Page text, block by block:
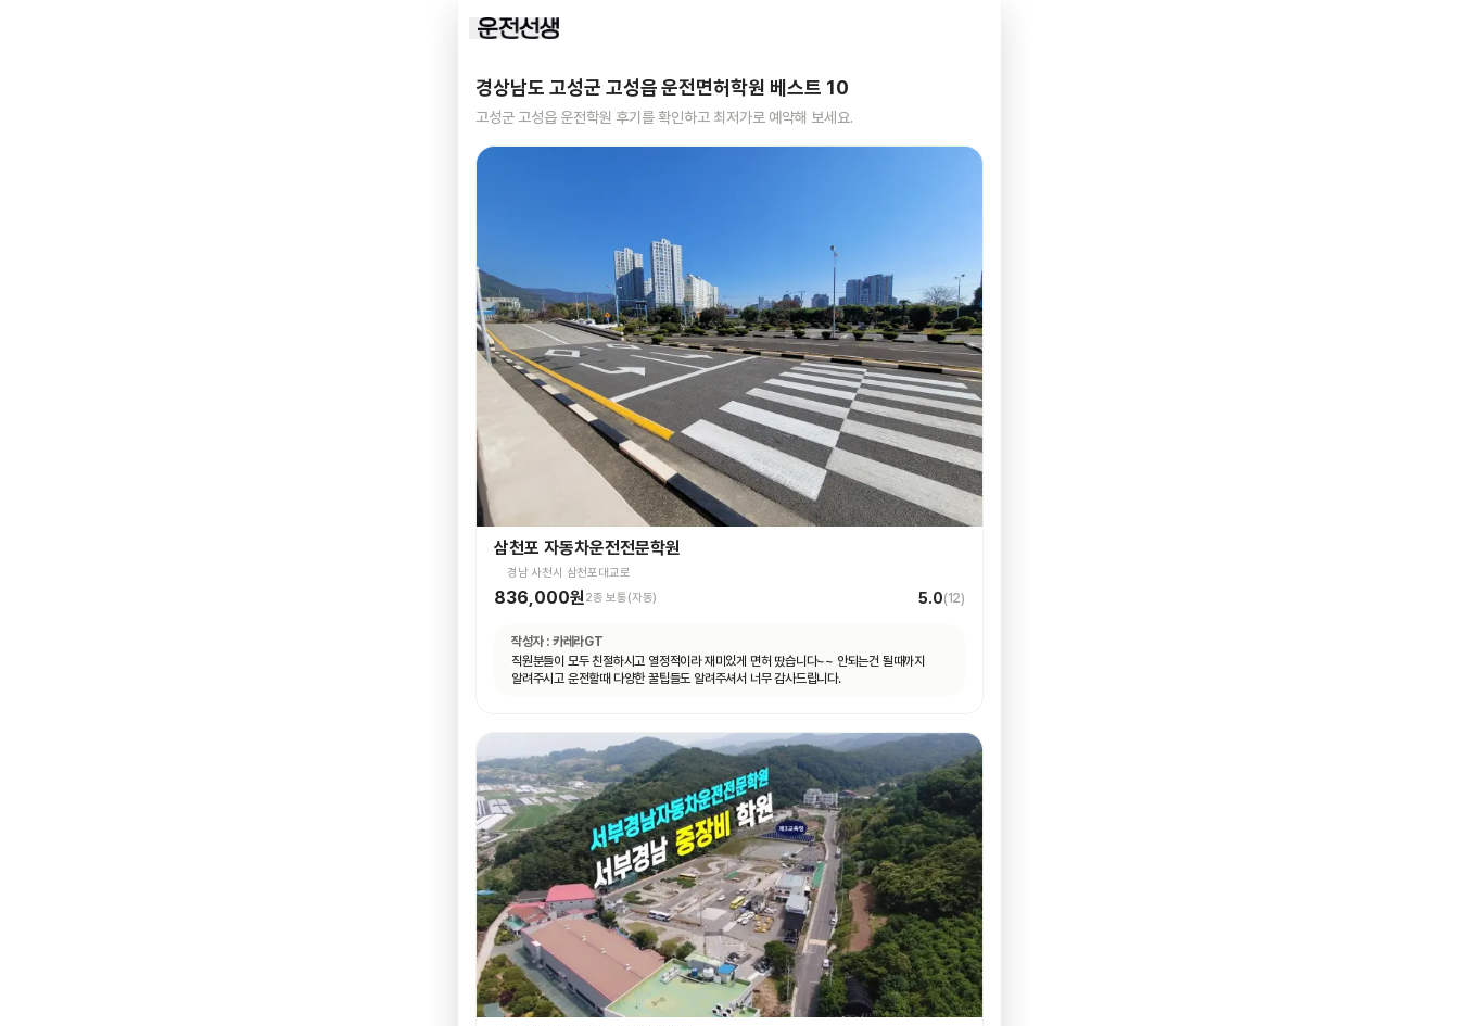
경상남도 고성군 고성읍운전면허학원 베스트 10
고성군 고성읍 운전학원 후기를 확인하고 최저가로 예약해 보세요.
삼천포 자동차운전전문학원
경남 사천시 삼천포대교로
836,000원 2종 보통(자동) 5.0(12)
작성자 : 카레라GT
직원분들이 모두 친절하시고 열정적이라 재미있게 면허 땄습니다~~ 안되는건 될때까지
알려주시고 운전할때 다양한 꿀팁들도 알려주셔서 너무 감사드립니다.